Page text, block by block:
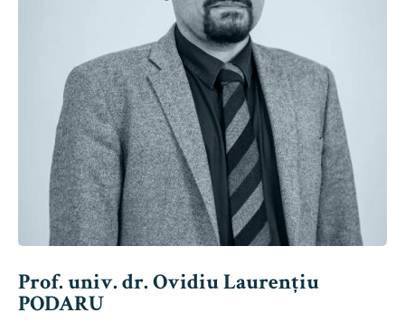
Prof. univ. dr. Ovidiu Laurențiu
PODARU